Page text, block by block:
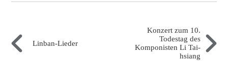
Linban-Lieder
Konzert zum 10.
Todestag des
Komponisten Li Tai-
hsiang